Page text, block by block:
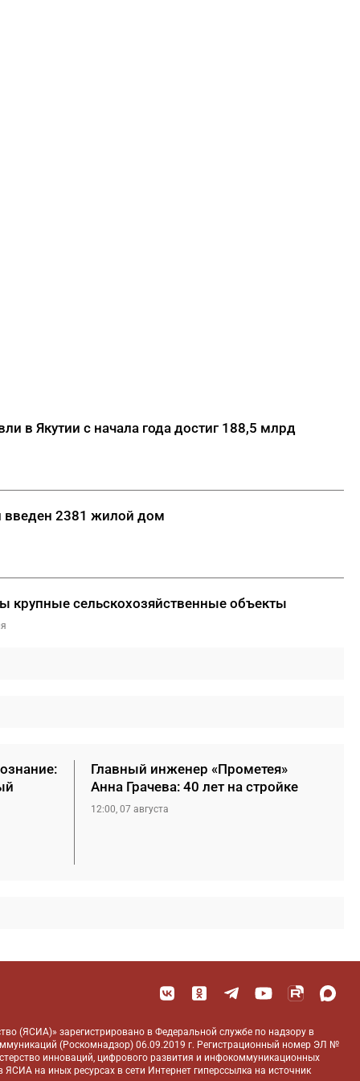
в Якутии с начала года достиг 188,5 млрд
введен 2381 жилой дом
крупные сельскохозяйственные объекты
Главный инженер «Прометея»
Анна Грачева: 40 лет на стройке
12:00, 07 августа
(ЯСИА)» зарегистрировано в Федеральной службе по надзору в
(Роскомнадзор) 06.09.2019 г. Регистрационный номер ЭЛ №
инноваций, цифрового развития и инфокоммуникационных
на иных ресурсах в сети Интернет гиперссылка на источник